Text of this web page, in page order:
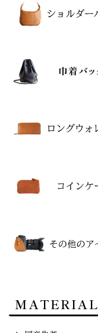
MATERIAL